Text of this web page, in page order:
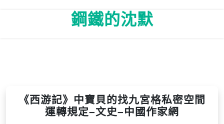
鋼鐵的沈默
《西游記》中寶貝的找九宮格私密空間
運轉規定–文史–中國作家網